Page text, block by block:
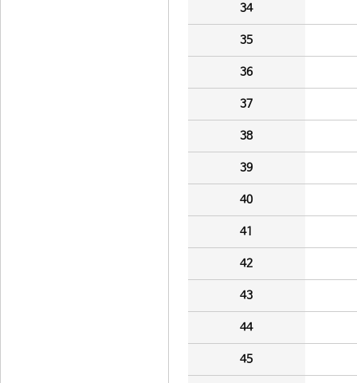
34
35
36
37
38
39
40
41
42
43
44
45